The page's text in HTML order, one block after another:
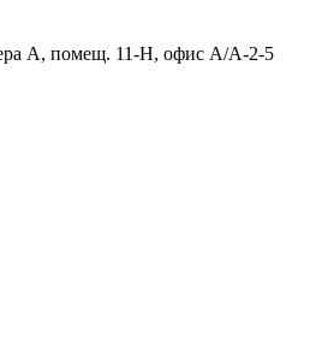
А, помещ. 11-Н, офис А/А-2-5